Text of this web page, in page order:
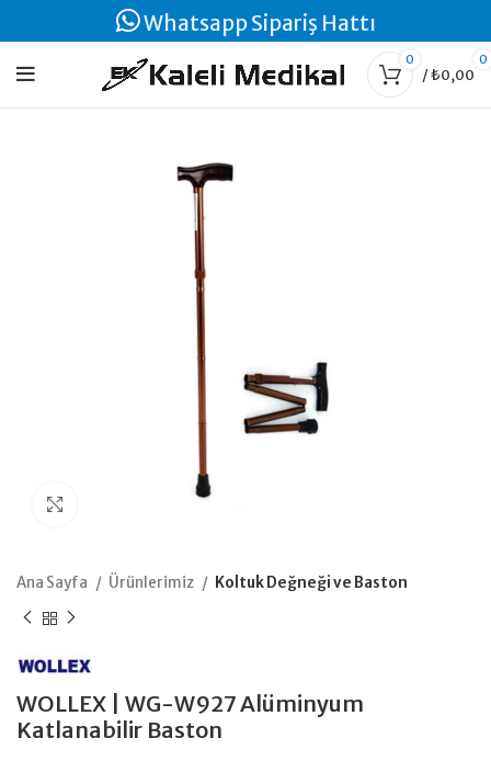
Whatsapp Sipariş Hattı
0 0
/₺0,00
Büyütmek için tıklayın
Ana Sayfa Ürünlerimiz Koltuk Değneği ve Baston
WOLLEX | WG-W927 Alüminyum
Katlanabilir Baston